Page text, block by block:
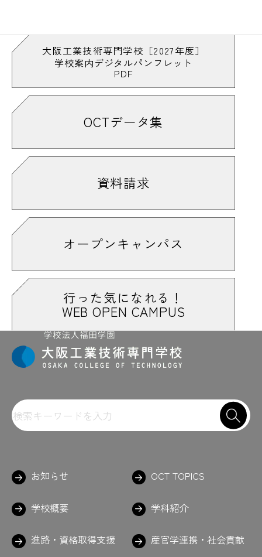
大阪工業技術専門学校［2027年度］
学校案内デジタルパンフレット
PDF
OCTデータ集
資料請求
オープンキャンパス
行った気になれる！
WEB OPEN CAMPUS
お知らせ OCT TOPICS
学校概要 学科紹介
進路・資格取得支援 産官学連携・社会貢献